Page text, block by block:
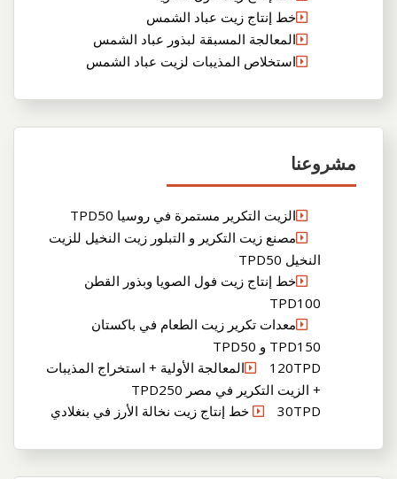
خط إنتاج زيت عباد الشمس
المعالجة المسبقة لبذور عباد الشمس
استخلاص المذيبات لزيت عباد الشمس
مشروعنا
الزيت التكرير مستمرة في روسيا TPD50
مصنع زيت التكرير و التبلور زيت النخيل للزيت
النخيل TPD50
خط إنتاج زيت فول الصويا وبذور القطن
TPD100
معدات تكرير زيت الطعام في باكستان
TPD150 و TPD50
120TPDالمعالجة الأولية + استخراج المذيبات
+ الزيت التكرير في مصر TPD250
30TPD خط إنتاج زيت نخالة الأرز في بنغلادي